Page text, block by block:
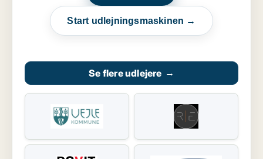
Start udlejningsmaskinen →
Se flere udlejere →